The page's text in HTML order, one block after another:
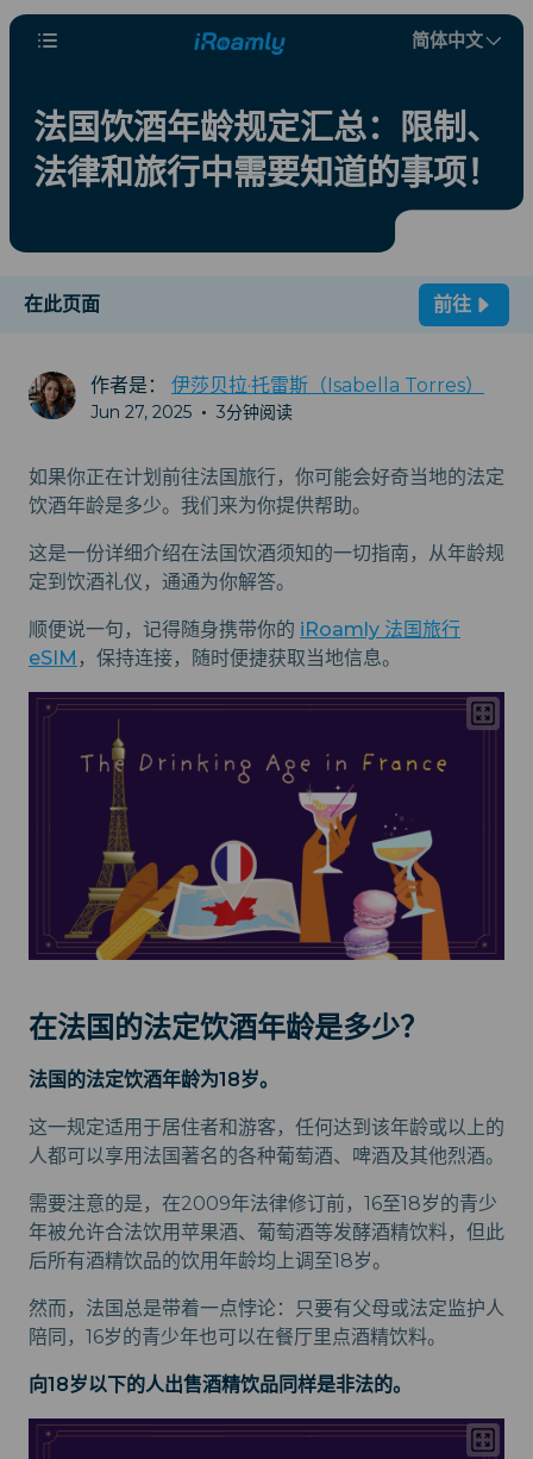
简体中文
法国饮酒年龄规定汇总：限制、
法律和旅行中需要知道的事项！
在此页面 前往
作者是： 伊莎贝拉·托雷斯（Isabella Torres）
Jun 27, 2025 • 3分钟阅读
如果你正在计划前往法国旅行，你可能会好奇当地的法定
饮酒年龄是多少。我们来为你提供帮助。
这是一份详细介绍在法国饮酒须知的一切指南，从年龄规
定到饮酒礼仪，通通为你解答。
顺便说一句，记得随身携带你的 iRoamly 法国旅行
eSIM ，保持连接，随时便捷获取当地信息。
在法国的法定饮酒年龄是多少？
法国的法定饮酒年龄为18岁。
这一规定适用于居住者和游客，任何达到该年龄或以上的
人都可以享用法国著名的各种葡萄酒、啤酒及其他烈酒。
需要注意的是，在2009年法律修订前，16至18岁的青少
年被允许合法饮用苹果酒、葡萄酒等发酵酒精饮料，但此
后所有酒精饮品的饮用年龄均上调至18岁。
然而，法国总是带着一点悖论：只要有父母或法定监护人
陪同，16岁的青少年也可以在餐厅里点酒精饮料。
向18岁以下的人出售酒精饮品同样是非法的。